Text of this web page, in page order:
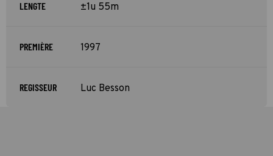
LENGTE ±1u 55m
PREMIÈRE 1997
REGISSEUR Luc Besson